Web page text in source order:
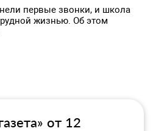
первые звонки, и школа
жизнью. Об этом
от 12